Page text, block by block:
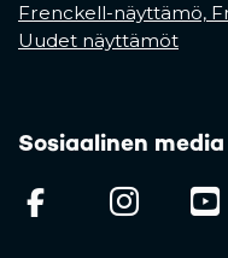
Frenckell-näyttämö,
Uudet näyttämöt
Sosiaalinen media
(opens